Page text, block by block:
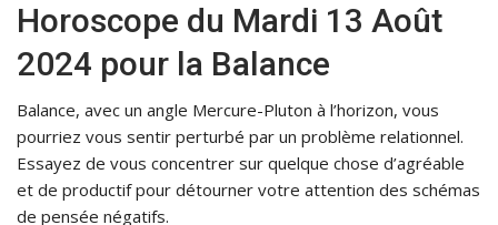
Horoscope du Mardi 13 Août
2024 pour la Balance
Balance, avec un angle Mercure-Pluton à l’horizon, vous
pourriez vous sentir perturbé par un problème relationnel.
Essayez de vous concentrer sur quelque chose d’agréable
et de productif pour détourner votre attention des schémas
de pensée négatifs.